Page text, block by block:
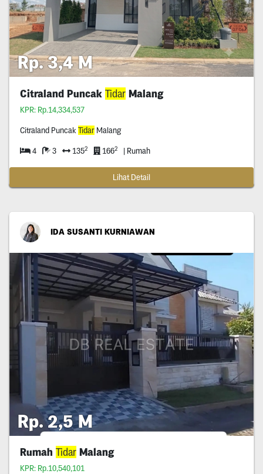
Rp. 3,4 M
Citraland Puncak TidarMalang
KPR: Rp.14,334,537
Citraland Puncak TidarMalang
4 3 1352 1662 | Rumah
Lihat Detail
IDA SUSANTI KURNIAWAN
Rp. 2,5 M
Rumah TidarMalang
KPR: Rp.10,540,101